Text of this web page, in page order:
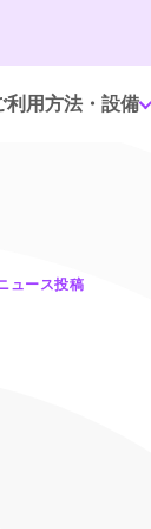
利用方法・設備
ュース投稿